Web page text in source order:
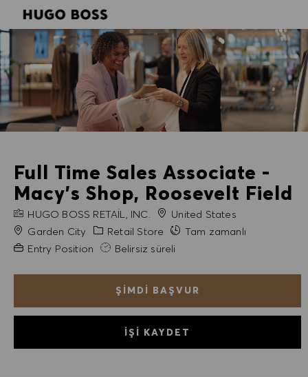
Full Time Sales Associate -
Macy's Shop, Roosevelt Field
FIRMA ADI
HUGO BOSS RETAIL, INC.
United States
ŞehirGarden City Kategori
Retail Store
Tam zamanlı
Gerekli Deneyim
Entry Position Belirsiz süreli
ŞIMDI BAŞVUR
İŞI KAYDET